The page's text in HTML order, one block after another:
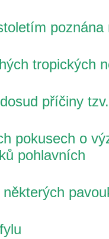
poznána
tropických
příčiny
pokusech o
pohlavních